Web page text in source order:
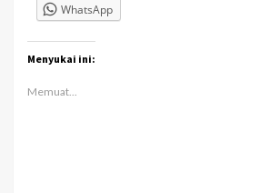
WhatsApp
Menyukai ini:
Memuat...